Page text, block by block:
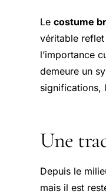
Le costume
véritable reflet
l’importance
demeure un
significations,
Une
Depuis le
mais il est